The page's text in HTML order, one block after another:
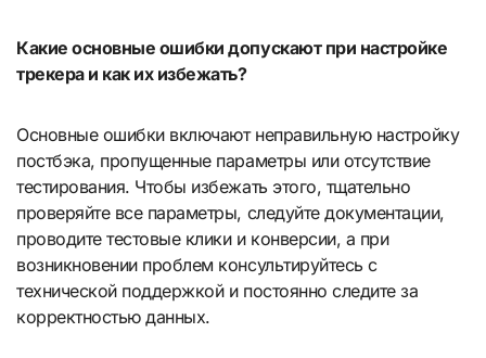
Какие основные ошибки допускают при настройке
трекера и как их избежать?
Основные ошибки включают неправильную настройку
постбэка, пропущенные параметры или отсутствие
тестирования. Чтобы избежать этого, тщательно
проверяйте все параметры, следуйте документации,
проводите тестовые клики и конверсии, а при
возникновении проблем консультируйтесь с
технической поддержкой и постоянно следите за
корректностью данных.